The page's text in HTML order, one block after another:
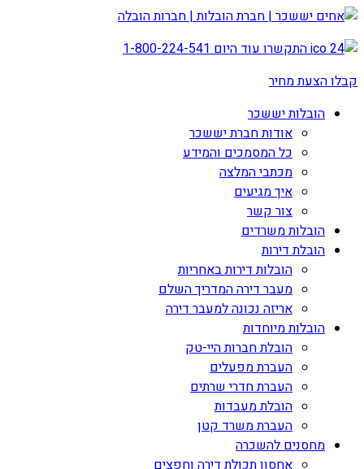
התקשרו עוד היום1-800-224-541
קבלו הצעת מחיר
הובלות יששכר
אודות חברת יששכר
כל המסמכים והמידע
מכתבי המלצה
איך מגיעים
צור קשר
הובלות משרדים
הובלת דירות
הובלות דירות באחריות
מעבר דירה המדריך השלם
אריזה נכונה למעבר דירה
הובלות מיוחדות
הובלת חברות היי-טק
העברת מפעלים
העברת חדרי שרתים
הובלת מעבדות
העברת משרד קטן
מחסנים להשכרה
אחסון תכולת דירה וחפצים